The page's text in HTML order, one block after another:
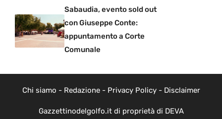
Sabaudia, evento sold out
con Giuseppe Conte:
appuntamento a Corte
Comunale
Chi siamo - Redazione- Privacy Policy- Disclaimer
Gazzettinodelgolfo.it di proprietà di DEVA